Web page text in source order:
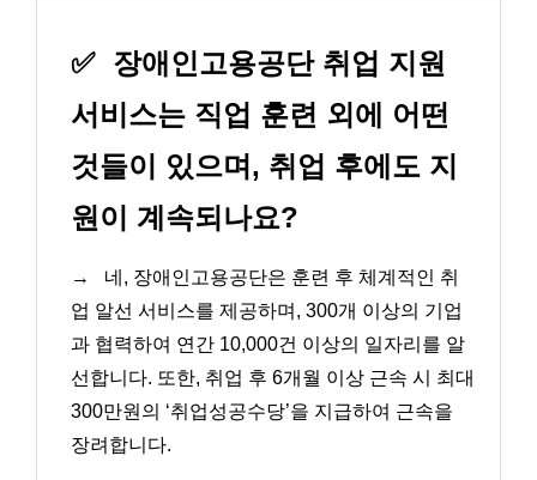
✅ 장애인고용공단 취업 지원
서비스는 직업 훈련 외에 어떤
것들이 있으며, 취업 후에도 지
원이 계속되나요?
→
네, 장애인고용공단은 훈련 후 체계적인 취
업 알선 서비스를 제공하며, 300개 이상의 기업
과 협력하여 연간 10,000건 이상의 일자리를 알
선합니다. 또한, 취업 후 6개월 이상 근속 시 최대
300만원의 ‘취업성공수당’을 지급하여 근속을
장려합니다.